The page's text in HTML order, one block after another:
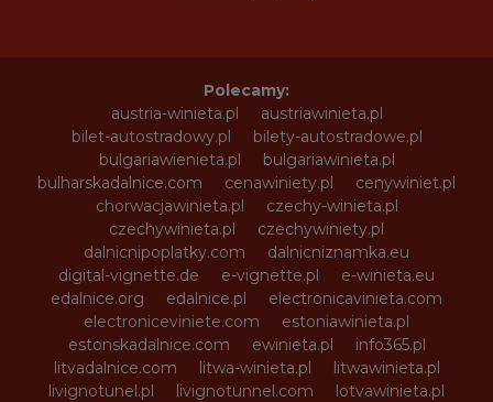
Polecamy:
austria-winieta.pl
austriawinieta.pl
bilet-autostradowy.pl
bilety-autostradowe.pl
bulgariawienieta.pl
bulgariawinieta.pl
bulharskadalnice.com
cenawiniety.pl
cenywiniet.pl
chorwacjawinieta.pl
czechy-winieta.pl
czechywinieta.pl
czechywiniety.pl
dalnicnipoplatky.com
dalnicniznamka.eu
digital-vignette.de
e-vignette.pl
e-winieta.eu
edalnice.org
edalnice.pl
electronicavinieta.com
electroniceviniete.com
estoniawinieta.pl
estonskadalnice.com
ewinieta.pl
info365.pl
litvadalnice.com
litwa-winieta.pl
litwawinieta.pl
livignotunel.pl
livignotunnel.com
lotvawinieta.pl